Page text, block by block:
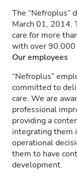
The “Nefroplus”
March 01, 2014.
care for more
with over 90.000
Our employees
“Nefroplus”
committed to
care. We are
professional
providing a
integrating them
operational
them to have
development.